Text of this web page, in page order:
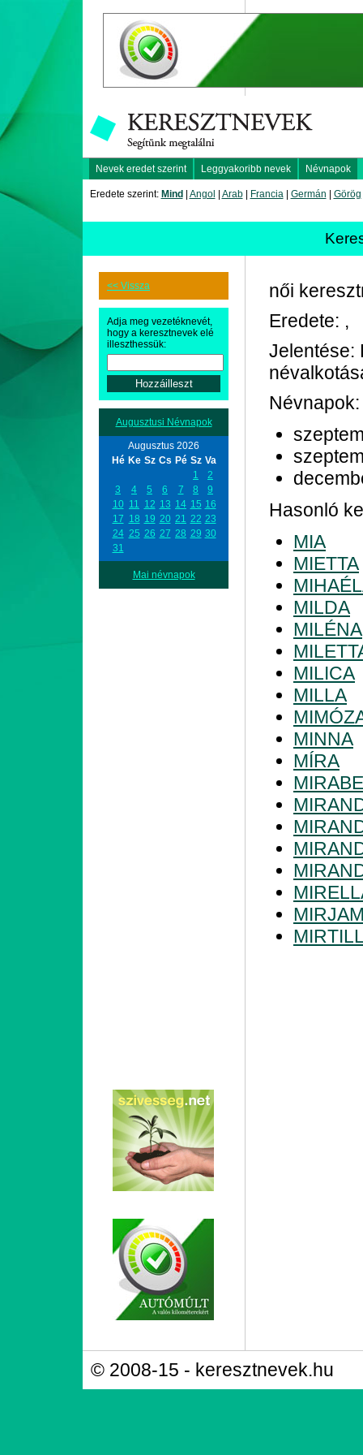
Nevek eredet szerint Leggyakoribb nevek Névnapok
Eredete szerint: Mind Angol Arab| Francia| Germán Görög
<< Vissza
Adja meg vezetéknevét,
hogy a keresztnevek elé
illeszthessük:
Augusztusi Névnapok
Augusztus 2026
Hé Ke Sz Cs Pé Sz Va
1
2
3
4 5 6 7 8
9
10 11 12 13 14 15 16
17 18 19 20 21 22 23
24 25 26 27 28 29 30
31
Mai névnapok
női
Eredete: ,
Jelentése:
Névnapok:
Hasonló
MIA
MIETTA
MILDA
MILÉNA
MILICA
MILLA
MINNA
MÍRA
© 2008-15 - keresztnevek.hu